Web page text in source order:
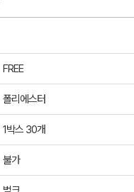
FREE
폴리에스터
1박스 30개
불가